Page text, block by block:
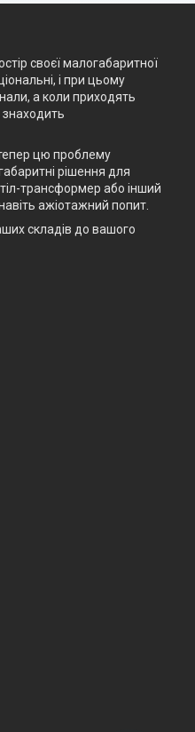
своєї малогабаритної
і при цьому
а коли приходять
знаходить
цю проблему
рішення для
трансформер або інший
ажіотажний попит.
складів до вашого